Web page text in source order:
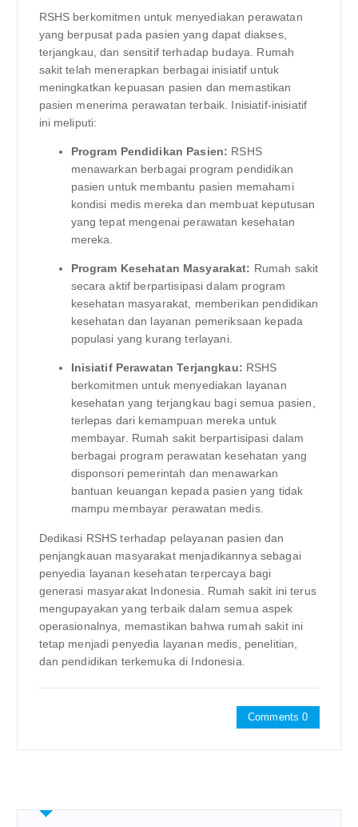
RSHS berkomitmen untuk menyediakan perawatan
yang berpusat pada pasien yang dapat diakses,
terjangkau, dan sensitif terhadap budaya. Rumah
sakit telah menerapkan berbagai inisiatif untuk
meningkatkan kepuasan pasien dan memastikan
pasien menerima perawatan terbaik. Inisiatif-inisiatif
ini meliputi:
Program Pendidikan Pasien: RSHS
menawarkan berbagai program pendidikan
pasien untuk membantu pasien memahami
kondisi medis mereka dan membuat keputusan
yang tepat mengenai perawatan kesehatan
mereka.
Program Kesehatan Masyarakat: Rumah sakit
secara aktif berpartisipasi dalam program
kesehatan masyarakat, memberikan pendidikan
kesehatan dan layanan pemeriksaan kepada
populasi yang kurang terlayani.
Inisiatif Perawatan Terjangkau: RSHS
berkomitmen untuk menyediakan layanan
kesehatan yang terjangkau bagi semua pasien,
terlepas dari kemampuan mereka untuk
membayar. Rumah sakit berpartisipasi dalam
berbagai program perawatan kesehatan yang
disponsori pemerintah dan menawarkan
bantuan keuangan kepada pasien yang tidak
mampu membayar perawatan medis.
Dedikasi RSHS terhadap pelayanan pasien dan
penjangkauan masyarakat menjadikannya sebagai
penyedia layanan kesehatan terpercaya bagi
generasi masyarakat Indonesia. Rumah sakit ini terus
mengupayakan yang terbaik dalam semua aspek
operasionalnya, memastikan bahwa rumah sakit ini
tetap menjadi penyedia layanan medis, penelitian,
dan pendidikan terkemuka di Indonesia.
Comments 0